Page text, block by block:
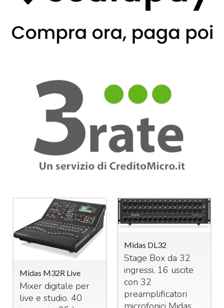
Midas M32R Live
Mixer digitale per
live e studio. 40
Midas DL32
Stage Box da 32
ingressi, 16 uscite
con 32
preamplificatori